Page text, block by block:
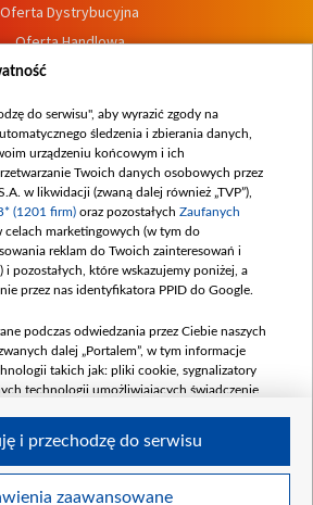
Oferta Dystrybucyjna
Oferta Handlowa
Dostępność
zgłoszeń wewnętrznych
do serwisu", aby wyrazić zgody na
śledzenia i zbierania danych,
urządzeniu końcowym i ich
Twoich danych osobowych przez
w likwidacji (zwaną dalej również „TVP”),
(1201 firm) oraz pozostałych Zaufanych
celach marketingowych (w tym do
reklam do Twoich zainteresowań i
i pozostałych, które wskazujemy poniżej, a
przez nas identyfikatora PPID do Google.
podczas odwiedzania przez Ciebie naszych
dalej „Portalem”, w tym informacje
takich jak: pliki cookie, sygnalizatory
technologii umożliwiających świadczenie
podczas odwiedzania przez Ciebie
zaawansowane
i przechodzę do serwisu